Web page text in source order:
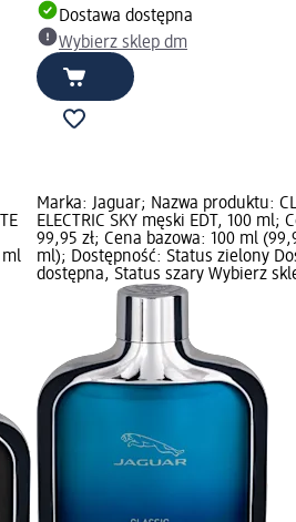
Dostawa dostępna
Wybierz sklep dm
ml
Marka: Jaguar; Nazwa produktu:
ELECTRIC SKY męski EDT, 100 ml;
99,95 zł; Cena bazowa: 100 ml
ml); Dostępność: Status zielony
dostępna, Status szary Wybierz